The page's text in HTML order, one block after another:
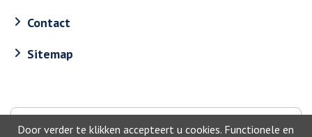
Door verder te klikken accepteert u cookies. Functionele en
Contact
Sitemap
Naar boven